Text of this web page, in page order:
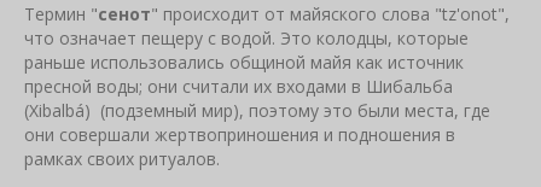
Термин "сенот" происходит от майяского слова "tz'onot",
что означает пещеру с водой. Это колодцы, которые
раньше использовались общиной майя как источник
пресной воды; они считали их входами в Шибальба
(Xibalbá) (подземный мир), поэтому это были места, где
они совершали жертвоприношения и подношения в
рамках своих ритуалов.